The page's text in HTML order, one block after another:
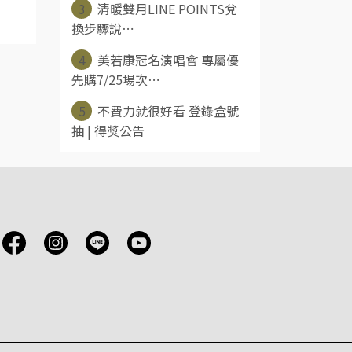
3
清暖雙月LINE POINTS兌
換步驟說⋯
4
美若康冠名演唱會 專屬優
先購7/25場次⋯
5
不費力就很好看 登錄盒號
抽 | 得獎公告